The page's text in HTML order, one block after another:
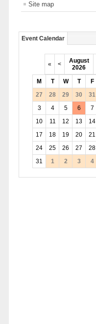
Site map
Event Calendar
« <
August
2026
M T W T F
27
28 29 30 31
3
4 5 6 7
10
11 12 13 14
17
18 19 20 21
24
25 26 27 28
31
1 2 3 4